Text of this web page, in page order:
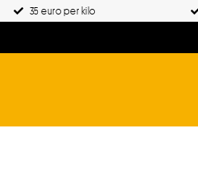
35 euro per kilo